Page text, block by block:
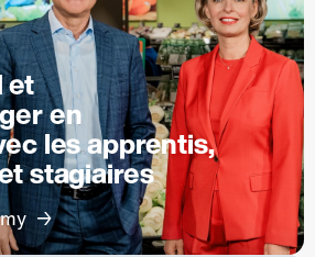
et
en
les apprentis,
stagiaires